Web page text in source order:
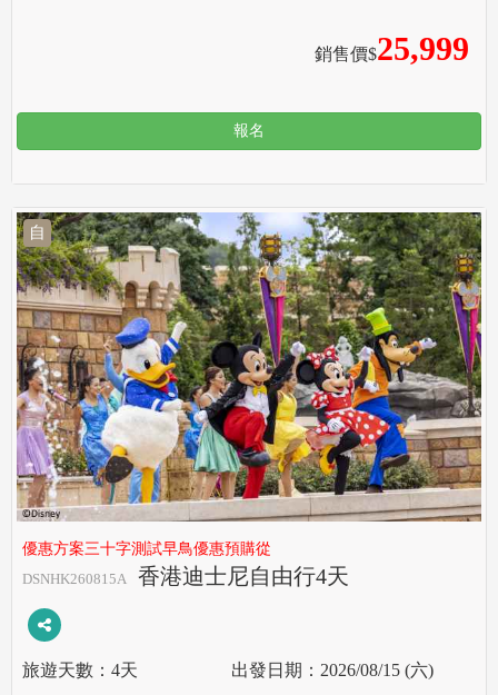
銷售價$25,999
報名
自
優惠方案三十字測試早鳥優惠預購從
DSNHK260815A
香港迪士尼自由行4天
4天 2026/08/15 (六)